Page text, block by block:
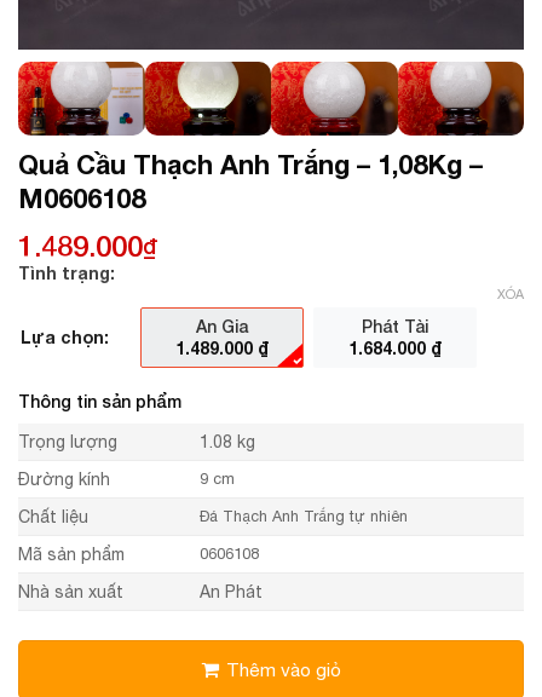
Quả Cầu Thạch Anh Trắng – 1,08Kg –
M0606108
1.489.000₫
Tình trạng:
Lựa chọn:
An Gia
1.489.000 ₫
Phát Tài
1.684.000 ₫
XÓA
Thông tin sản phẩm
Trọng lượng
1.08 kg
Đường kính
9 cm
Chất liệu Đá Thạch Anh Trắng tự nhiên
Mã sản phẩm 0606108
Nhà sản xuất An Phát
Thêm vào giỏ